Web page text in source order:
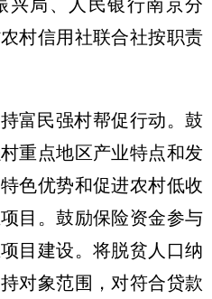
兴局、人民银行南京分
村信用社联合社按职责
富民强村帮促行动。 鼓
重点地区产业特点和发
色优势和促进农村低收
目。鼓励保险资金参与
目建设。将脱贫人口纳
对象范围，对符合贷款